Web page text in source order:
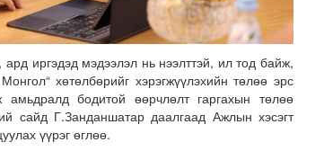
иргэдэд мэдээлэл нь нээлттэй, ил тод байж,
хөтөлбөрийг хэрэгжүүлэхийн төлөө эрс
бодитой өөрчлөлт гаргахын төлөө
сайд Г.Занданшатар даалгаад Ажлын хэсэгт
үүрэг өглөө.